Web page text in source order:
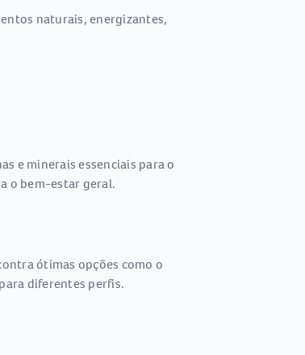
naturais, energizantes,
e minerais essenciais para o
o bem-estar geral.
ótimas opções como o
diferentes perfis.